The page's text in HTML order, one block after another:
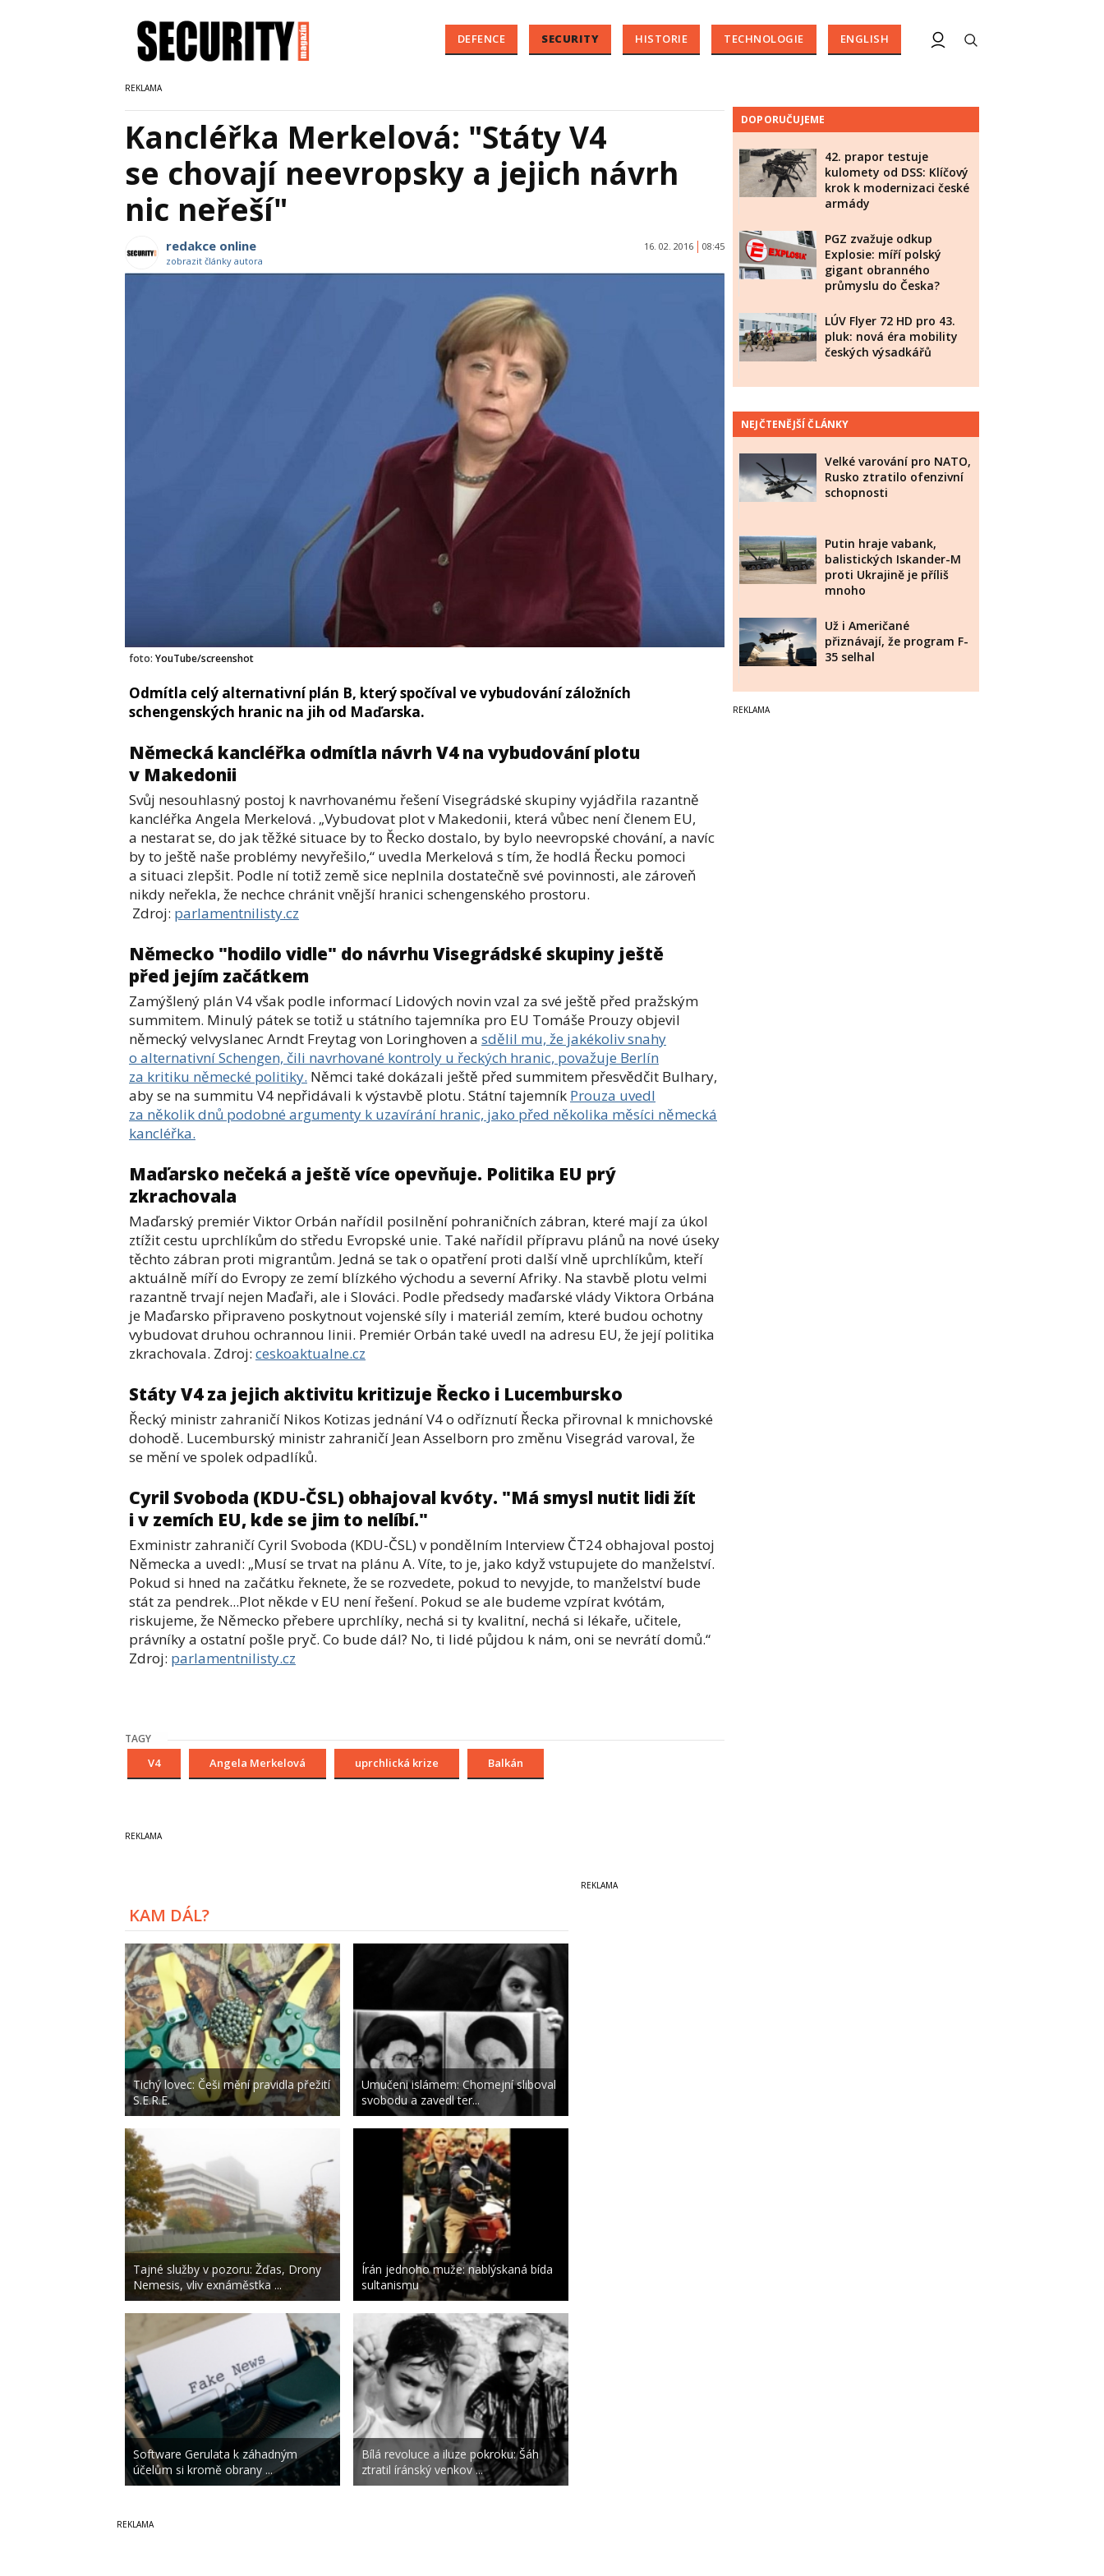
DEFENCE SECURITY HISTORIE TECHNOLOGIE ENGLISH
Kancléřka Merkelová: "Státy V4
se chovají neevropsky a jejich návrh
nic neřeší"
redakce online
zobrazit články autora
16. 02. 2016 08:45
foto: YouTube/screenshot
Odmítla celý alternativní plán B, který spočíval ve vybudování záložních
schengenských hranic na jih od Maďarska.
Německá kancléřka odmítla návrh V4 na vybudování plotu
v Makedonii
Svůj nesouhlasný postoj k navrhovanému řešení Visegrádské skupiny vyjádřila razantně
kancléřka Angela Merkelová. „Vybudovat plot v Makedonii, která vůbec není členem EU,
a nestarat se, do jak těžké situace by to Řecko dostalo, by bylo neevropské chování, a navíc
by to ještě naše problémy nevyřešilo,“ uvedla Merkelová s tím, že hodlá Řecku pomoci
a situaci zlepšit. Podle ní totiž země sice neplnila dostatečně své povinnosti, ale zároveň
nikdy neřekla, že nechce chránit vnější hranici schengenského prostoru.
Zdroj: parlamentnilisty.cz
Německo "hodilo vidle" do návrhu Visegrádské skupiny ještě
před jejím začátkem
Zamýšlený plán V4 však podle informací Lidových novin vzal za své ještě před pražským
summitem. Minulý pátek se totiž u státního tajemníka pro EU Tomáše Prouzy objevil
německý velvyslanec Arndt Freytag von Loringhoven a sdělil mu, že jakékoliv snahy
o alternativní Schengen, čili navrhované kontroly u řeckých hranic, považuje Berlín
za kritiku německé politiky. Němci také dokázali ještě před summitem přesvědčit Bulhary,
aby se na summitu V4 nepřidávali k výstavbě plotu. Státní tajemník Prouza uvedl
za několik dnů podobné argumenty k uzavírání hranic, jako před několika měsíci německá
kancléřka.
Maďarsko nečeká a ještě více opevňuje. Politika EU prý
zkrachovala
Maďarský premiér Viktor Orbán nařídil posilnění pohraničních zábran, které mají za úkol
ztížit cestu uprchlíkům do středu Evropské unie. Také nařídil přípravu plánů na nové úseky
těchto zábran proti migrantům. Jedná se tak o opatření proti další vlně uprchlíkům, kteří
aktuálně míří do Evropy ze zemí blízkého východu a severní Afriky. Na stavbě plotu velmi
razantně trvají nejen Maďaři, ale i Slováci. Podle předsedy maďarské vlády Viktora Orbána
je Maďarsko připraveno poskytnout vojenské síly i materiál zemím, které budou ochotny
vybudovat druhou ochrannou linii. Premiér Orbán také uvedl na adresu EU, že její politika
zkrachovala. Zdroj: ceskoaktualne.cz
Státy V4 za jejich aktivitu kritizuje Řecko i Lucembursko
Řecký ministr zahraničí Nikos Kotizas jednání V4 o odříznutí Řecka přirovnal k mnichovské
dohodě. Lucemburský ministr zahraničí Jean Asselborn pro změnu Visegrád varoval, že
se mění ve spolek odpadlíků.
Cyril Svoboda (KDU-ČSL) obhajoval kvóty. "Má smysl nutit lidi žít
i v zemích EU, kde se jim to nelíbí."
Exministr zahraničí Cyril Svoboda (KDU-ČSL) v pondělním Interview ČT24 obhajoval postoj
Německa a uvedl: „Musí se trvat na plánu A. Víte, to je, jako když vstupujete do manželství.
Pokud si hned na začátku řeknete, že se rozvedete, pokud to nevyjde, to manželství bude
stát za pendrek...Plot někde v EU není řešení. Pokud se ale budeme vzpírat kvótám,
riskujeme, že Německo přebere uprchlíky, nechá si ty kvalitní, nechá si lékaře, učitele,
právníky a ostatní pošle pryč. Co bude dál? No, ti lidé půjdou k nám, oni se nevrátí domů.“
Zdroj: parlamentnilisty.cz
TAGY
V4 Angela Merkelová uprchlická krize Balkán
DOPORUČUJEME
42. prapor testuje
kulomety od DSS: Klíčový
krok k modernizaci české
armády
PGZ zvažuje odkup
Explosie: míří polský
gigant obranného
průmyslu do Česka?
LÚV Flyer 72 HD pro 43.
pluk: nová éra mobility
českých výsadkářů
NEJČTENĚJŠÍ ČLÁNKY
Velké varování pro NATO,
Rusko ztratilo ofenzivní
schopnosti
Putin hraje vabank,
balistických Iskander-M
proti Ukrajině je příliš
mnoho
Už i Američané
přiznávají, že program F-
35 selhal
KAM DÁL?
Tichý lovec: Češi mění pravidla přežití
S.E.R.E.
Tajné služby v pozoru: Žďas, Drony
Nemesis, vliv exnáměstka ...
Software Gerulata k záhadným
účelům si kromě obrany ...
Umučeni islámem: Chomejní sliboval
svobodu a zavedl ter...
Írán jednoho muže: nablýskaná bída
sultanismu
Bílá revoluce a iluze pokroku: Šáh
ztratil íránský venkov ...